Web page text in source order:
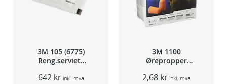
3M 105 (6775)
Reng.serviett
642 kr inkl. mva
3M 1100
Ørepropper
2,68 kr inkl. mva